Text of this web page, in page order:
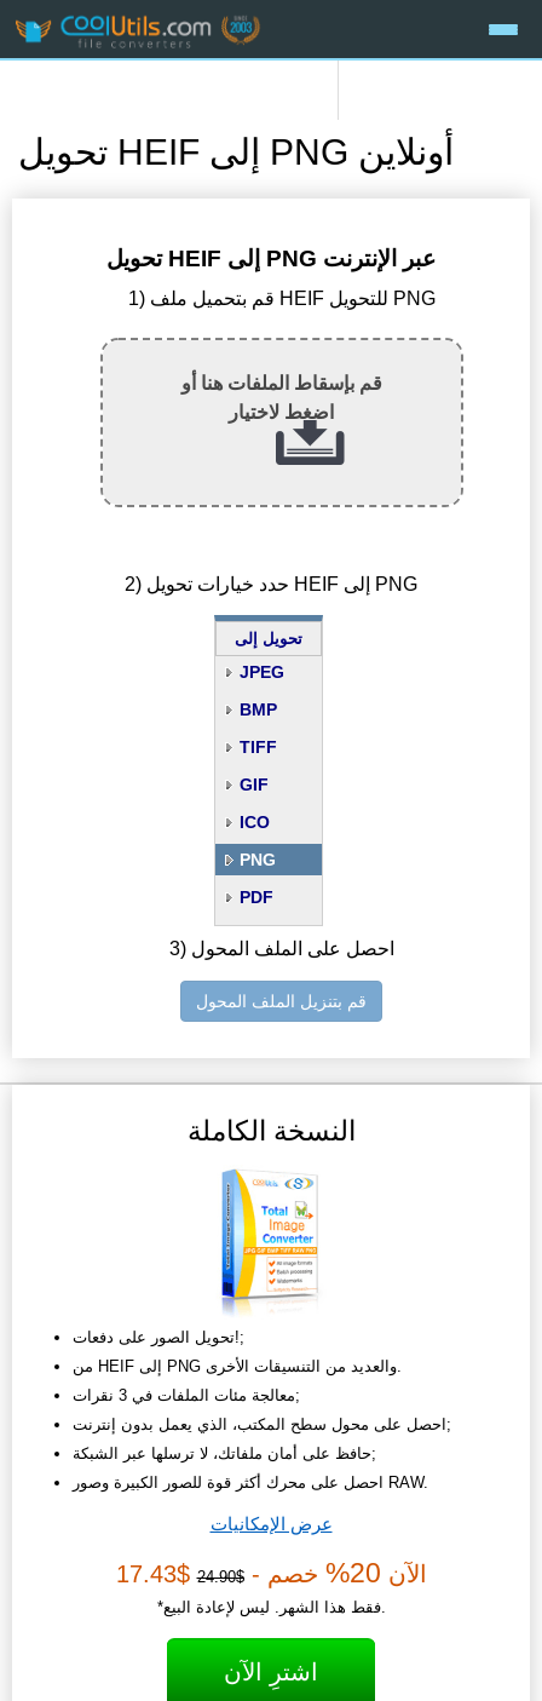
تحويل HEIF إلى PNG أونلاين
تحويل HEIF إلى PNG عبر الإنترنت
1) قم بتحميل ملف HEIF للتحويل PNG
قم بإسقاط الملفات هنا أو
اضغط لاختيار
2) حدد خيارات تحويل HEIF إلى PNG
تحويل إلى
JPEG
BMP
TIFF
GIF
ICO
PNG
PDF
3) احصل على الملف المحول
قم بتنزيل الملف المحول
النسخة الكاملة
تحويل الصور على دفعات!;
من HEIF إلى PNG والعديد من التنسيقات الأخرى.
معالجة مئات الملفات في 3 نقرات;
احصل على محول سطح المكتب، الذي يعمل بدون إنترنت;
حافظ على أمان ملفاتك، لا ترسلها عبر الشبكة;
احصل على محرك أكثر قوة للصور الكبيرة وصور RAW.
عرض الإمكانيات
الآن 20% خصم -$24.90
$17.43
*فقط هذا الشهر. ليس لإعادة البيع.
اشترِ الآن